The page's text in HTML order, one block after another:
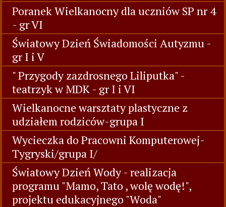
Poranek Wielkanocny dla uczniów SP nr 4
- gr VI
Światowy Dzień Świadomości Autyzmu -
gr I i V
" Przygody zazdrosnego Liliputka" -
teatrzyk w MDK - gr I i VI
Wielkanocne warsztaty plastyczne z
udziałem rodziców-grupa I
Wycieczka do Pracowni Komputerowej-
Tygryski/grupa I/
Światowy Dzień Wody - realizacja
programu "Mamo, Tato , wolę wodę!",
projektu edukacyjnego "Woda"